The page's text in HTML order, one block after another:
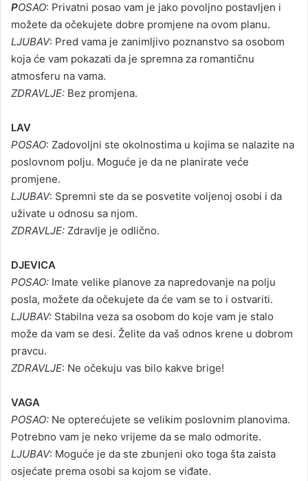
POSAO: Privatni posao vam je jako povoljno postavljen i
možete da očekujete dobre promjene na ovom planu.
LJUBAV: Pred vama je zanimljivo poznanstvo sa osobom
koja će vam pokazati da je spremna za romantičnu
atmosferu na vama.
ZDRAVLJE: Bez promjena.
LAV
POSAO: Zadovoljni ste okolnostima u kojima se nalazite na
poslovnom polju. Moguće je da ne planirate veće
promjene.
LJUBAV: Spremni ste da se posvetite voljenoj osobi i da
uživate u odnosu sa njom.
ZDRAVLJE: Zdravlje je odlično.
DJEVICA
POSAO: Imate velike planove za napredovanje na polju
posla, možete da očekujete da će vam se to i ostvariti.
LJUBAV: Stabilna veza sa osobom do koje vam je stalo
može da vam se desi. Želite da vaš odnos krene u dobrom
pravcu.
ZDRAVLJE: Ne očekuju vas bilo kakve brige!
VAGA
POSAO: Ne opterećujete se velikim poslovnim planovima.
Potrebno vam je neko vrijeme da se malo odmorite.
LJUBAV: Moguće je da ste zbunjeni oko toga šta zaista
osjećate prema osobi sa kojom se viđate.